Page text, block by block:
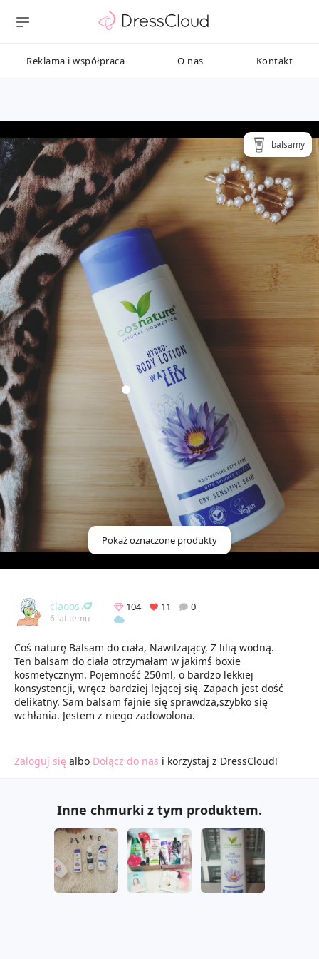
Reklama i współpraca O nas Kontakt
Pokaż oznaczone produkty
balsamy
claoos
6 lat temu
104 11 0
Coś naturę Balsam do ciała, Nawilżający, Z lilią wodną.
Ten balsam do ciała otrzymałam w jakimś boxie
kosmetycznym. Pojemność 250ml, o bardzo lekkiej
konsystencji, wręcz bardziej lejącej się. Zapach jest dość
delikatny. Sam balsam fajnie się sprawdza,szybko się
wchłania. Jestem z niego zadowolona.
Zaloguj się albo Dołącz do nas i korzystaj z DressCloud!
Inne chmurki z tym produktem.